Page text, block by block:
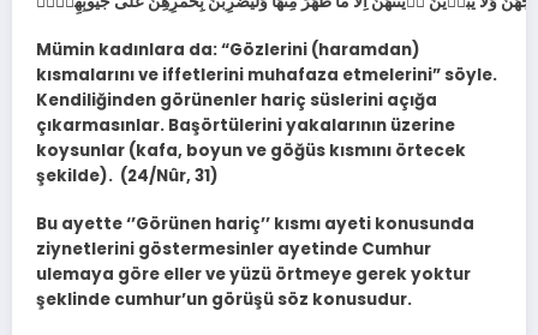
Mümin kadınlara da: “Gözlerini (haramdan)
kısmalarını ve iffetlerini muhafaza etmelerini” söyle.
Kendiliğinden görünenler hariç süslerini açığa
çıkarmasınlar. Başörtülerini yakalarının üzerine
koysunlar (kafa, boyun ve göğüs kısmını örtecek
şekilde). (24/Nûr, 31)
Bu ayette ‘’Görünen hariç’’ kısmı ayeti konusunda
ziynetlerini göstermesinler ayetinde Cumhur
ulemaya göre eller ve yüzü örtmeye gerek yoktur
şeklinde cumhur’un görüşü söz konusudur.